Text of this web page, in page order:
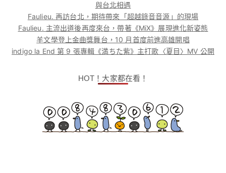
與台北相遇
Faulieu. 再訪台北，期待帶來「超越錄音音源」的現場
Faulieu. 主流出道後再度來台，帶著《MiX》展現進化新姿態
羊文學登上金曲獎舞台，10 月首度前進高雄開唱
indigo la End 第 9 張專輯《満ちた紫》主打歌〈夏目〉MV 公開
HOT！大家都在看！